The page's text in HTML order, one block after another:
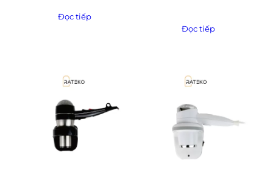
Đọc tiếp
Đọc tiếp